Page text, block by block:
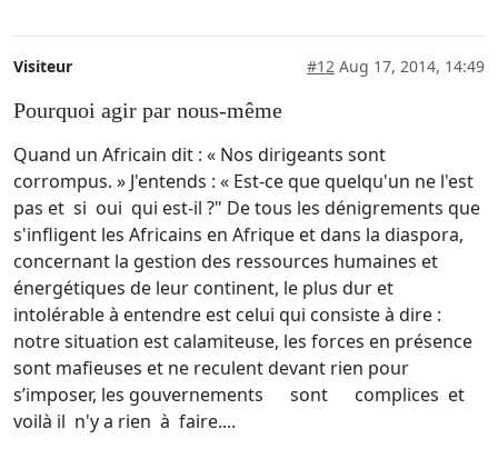
Visiteur #12 Aug 17, 2014, 14:49
Pourquoi agir par nous-même
Quand un Africain dit : « Nos dirigeants sont
corrompus. » J'entends : « Est-ce que quelqu'un ne l'est
pas et si oui qui est-il ?" De tous les dénigrements que
s'infligent les Africains en Afrique et dans la diaspora,
concernant la gestion des ressources humaines et
énergétiques de leur continent, le plus dur et
intolérable à entendre est celui qui consiste à dire :
notre situation est calamiteuse, les forces en présence
sont mafieuses et ne reculent devant rien pour
s’imposer, les gouvernements sont complices et
voilà il n'y a rien à faire....